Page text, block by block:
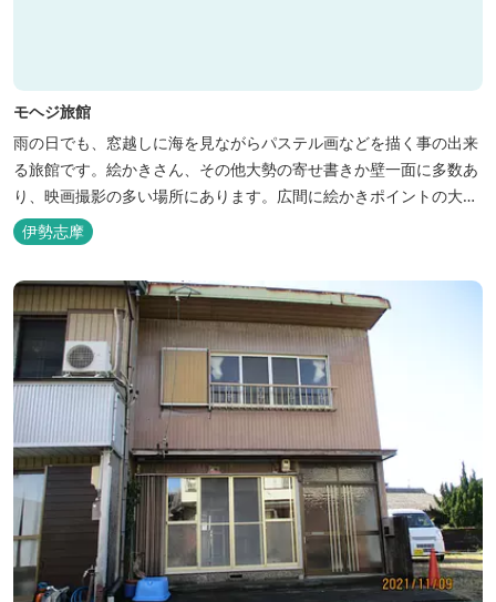
モヘジ旅館
雨の日でも、窓越しに海を見ながらパステル画などを描く事の出来
る旅館です。絵かきさん、その他大勢の寄せ書きか壁一面に多数あ
り、映画撮影の多い場所にあります。広間に絵かきポイントの大地
図がありますので合宿の際などの打ち合わせも行えます。
伊勢志摩